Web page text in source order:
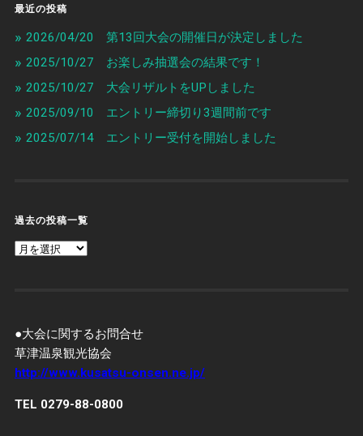
最近の投稿
2026/04/20 第13回大会の開催日が決定しました
2025/10/27 お楽しみ抽選会の結果です！
2025/10/27 大会リザルトをUPしました
2025/09/10 エントリー締切り3週間前です
2025/07/14 エントリー受付を開始しました
過去の投稿一覧
過
去
●大会に関するお問合せ
草津温泉観光協会
http://www.kusatsu-onsen.ne.jp/
TEL 0279-88-0800